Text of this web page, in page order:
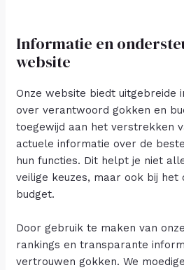
Informatie en
website
Onze website biedt uitgebreide
over verantwoord gokken en
toegewijd aan het verstrekken
actuele informatie over de beste
hun functies. Dit helpt je niet
veilige keuzes, maar ook bij het
budget.
Door gebruik te maken van
rankings en transparante
vertrouwen gokken. We